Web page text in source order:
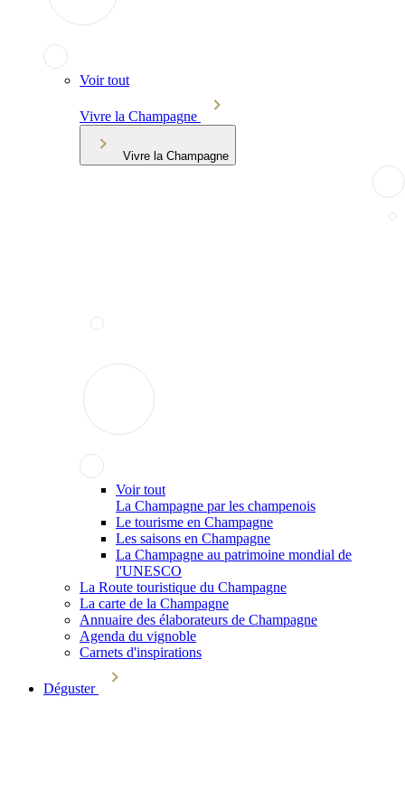
Voir tout
Vivre la Champagne
Vivre la Champagne
Voir tout
La Champagne par les champenois
Le tourisme en Champagne
Les saisons en Champagne
La Champagne au patrimoine mondial de
l'UNESCO
La Route touristique du Champagne
La carte de la Champagne
Annuaire des élaborateurs de Champagne
Agenda du vignoble
Carnets d'inspirations
Déguster